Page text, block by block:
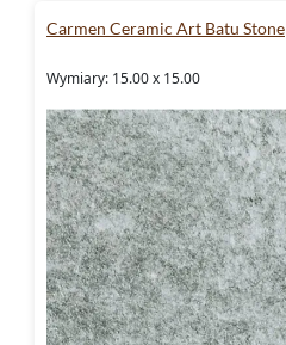
Carmen Ceramic Art Batu Stone
Wymiary: 15.00 x 15.00